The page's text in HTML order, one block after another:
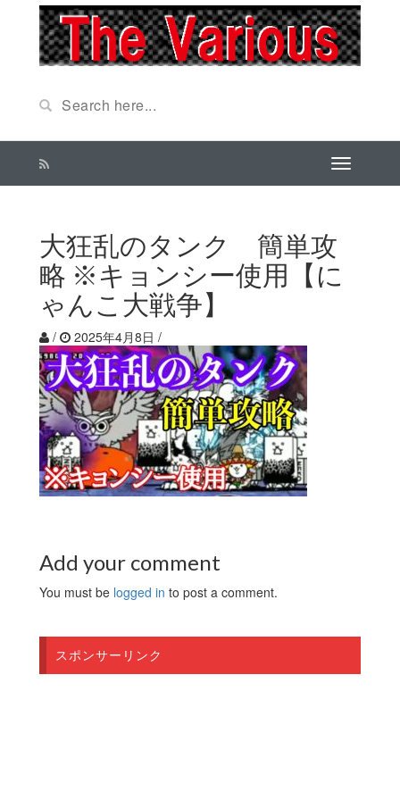
大狂乱のタンク 簡単攻
略 ※キョンシー使用【に
ゃんこ大戦争】
/ 2025年4月8日 /
Add your comment
You must be logged in to post a comment.
スポンサーリンク